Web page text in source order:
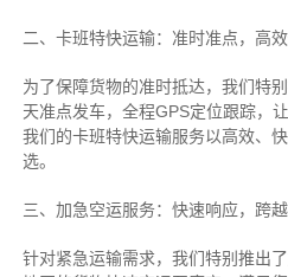
二、卡班特快运输：准时准点，高
为了保障货物的准时抵达，我们特
天准点发车，全程GPS定位跟踪，
我们的卡班特快运输服务以高效、
选。
三、加急空运服务：快速响应，跨
针对紧急运输需求，我们特别推出